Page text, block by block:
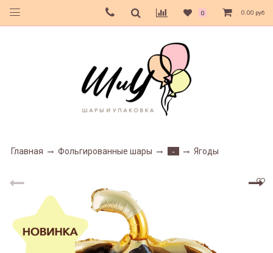
0 0.00 руб
Главная Фольгированные шары - Ягоды